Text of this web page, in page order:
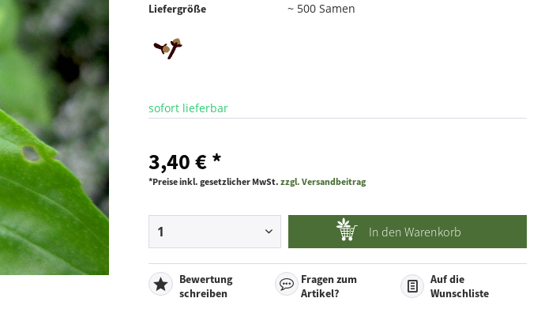
Liefergröße ~ 500 Samen
sofort lieferbar
3,40 € *
*Preise inkl. gesetzlicher MwSt.zzgl. Versandbeitrag
In den Warenkorb
Bewertung
schreiben
Fragen zum
Artikel?
Auf die
Wunschliste